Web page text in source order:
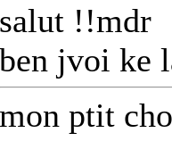
salut !!mdr
ben jvoi ke
mon ptit